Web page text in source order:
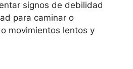
signos de debilidad
para caminar o
movimientos lentos y